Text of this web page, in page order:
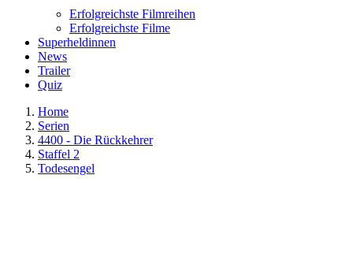
Erfolgreichste Filmreihen
Erfolgreichste Filme
Superheldinnen
News
Trailer
Quiz
Home
Serien
4400 - Die Rückkehrer
Staffel 2
Todesengel